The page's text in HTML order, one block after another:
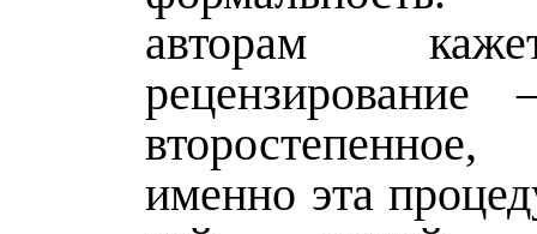
авторам
именно эта